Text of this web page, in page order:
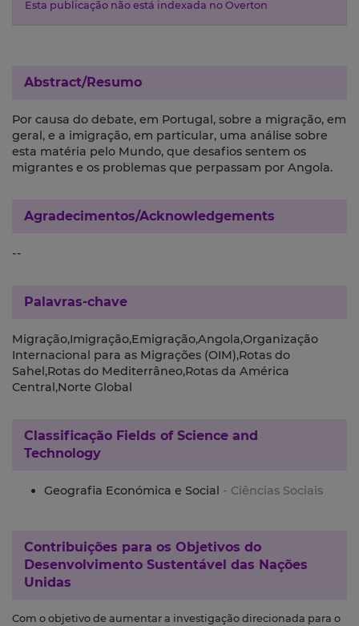
Esta publicação não está indexada no Overton
Abstract/Resumo
Por causa do debate, em Portugal, sobre a migração, em
geral, e a imigração, em particular, uma análise sobre
esta matéria pelo Mundo, que desafios sentem os
migrantes e os problemas que perpassam por Angola.
Agradecimentos/Acknowledgements
--
Palavras-chave
Migração,Imigração,Emigração,Angola,Organização
Internacional para as Migrações (OIM),Rotas do
Sahel,Rotas do Mediterrâneo,Rotas da América
Central,Norte Global
Classificação Fields of Science and
Technology
Geografia Económica e Social - Ciências Sociais
Contribuições para os Objetivos do
Desenvolvimento Sustentável das Nações
Unidas
Com o objetivo de aumentar a investigação direcionada para o